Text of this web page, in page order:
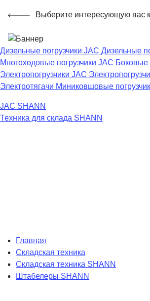
Выберите интересующую вас
Дизельные погрузчики JAC Дизельные
Многоходовые погрузчики JAC Боковые
Электропогрузчики JAC
Электротягачи Миниковшовые
JAC SHANN
Техника для склада SHANN
Главная
Складская техника
Складская техника SHANN
Штабелеры SHANN